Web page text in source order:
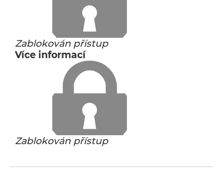
Zablokován přístup
Více informací
Zablokován přístup